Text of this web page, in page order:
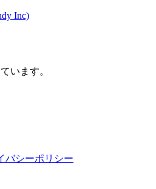
Inc)
います。
バシーポリシー